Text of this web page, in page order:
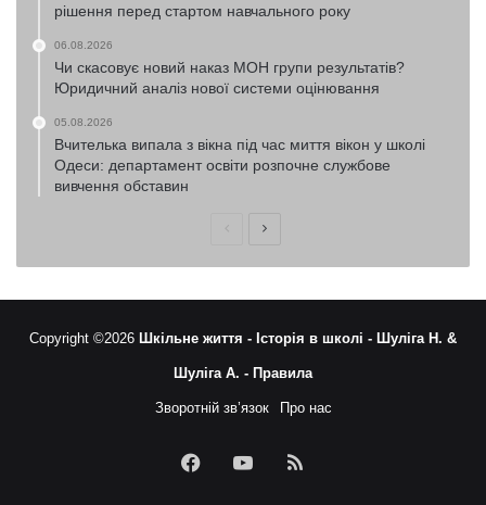
рішення перед стартом навчального року
06.08.2026
Чи скасовує новий наказ МОН групи результатів?
Юридичний аналіз нової системи оцінювання
05.08.2026
Вчителька випала з вікна під час миття вікон у школі
Одеси: департамент освіти розпочне службове
вивчення обставин
ПопередняНаступна
Copyright ©2026 Шкільне життя - Історія в школі - Шуліга Н. &
Шуліга А. - Правила
Зворотній зв’язок Про нас
FacebookYouTubeRSS